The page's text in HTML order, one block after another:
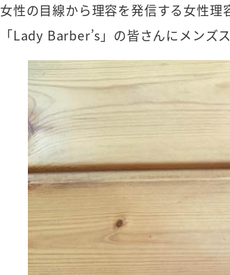
女性の目線から理容を発信する女性
「Lady Barber’s」の皆さんにメンズ